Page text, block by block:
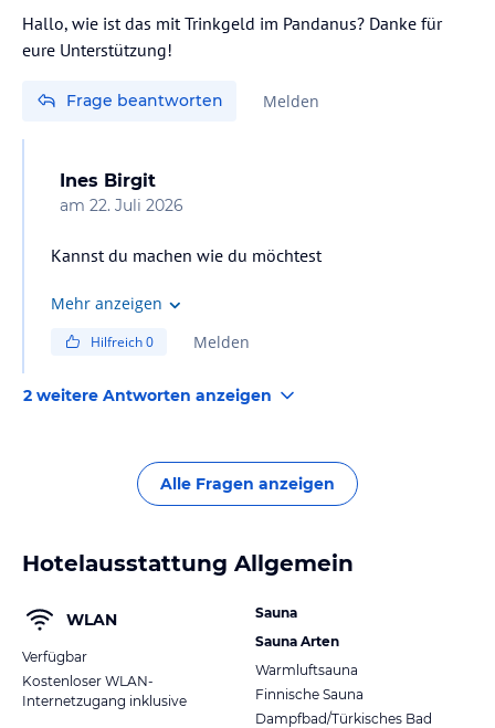
Hallo, wie ist das mit Trinkgeld im Pandanus? Danke für
eure Unterstützung!
Frage beantworten Melden
Ines Birgit
am 22. Juli 2026
Kannst du machen wie du möchtest
Mehr anzeigen
Hilfreich0 Melden
2 weitere Antworten anzeigen
Alle Fragen anzeigen
Hotelausstattung Allgemein
WLAN
Verfügbar
Kostenloser WLAN-
Internetzugang inklusive
Sauna
Sauna Arten
Warmluftsauna
Finnische Sauna
Dampfbad/Türkisches Bad